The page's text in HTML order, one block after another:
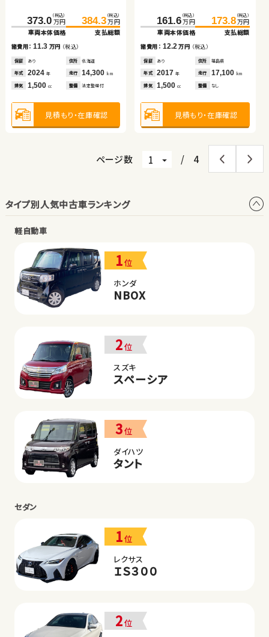
373.0 （税込）
万円
車両本体価格
384.3 （税込）
万円
支払総額
諸費用：11.3 万円 （税込）
保証 あり 住所 北海道
年式 2024 年 走行 14,300 km
排気 1,500 cc 整備 法定整備付
見積もり・在庫確認
161.6 （税込）
万円
車両本体価格
173.8 （税込）
万円
支払総額
諸費用： 12.2 万円 （税込）
保証 あり 住所 福島県
年式 2017年 走行 17,100 km
排気 1,500cc 整備 なし
見積もり・在庫確認
230.8 （税込）
万円
車両本体価格
242.8 （税込）
万円
支払総額
諸費用：12.0 万円 （税込）
保証 なし 住所 千葉県
年式 2023 年 走行 19,600 km
排気 1,500 cc 整備 法定整備付
見積もり・在庫確認
諸費用：11.7万円（税込）
あり
年式 2019年 走行
排気 1,000 整備 法定整備付
見積もり・在庫確認
27.5 （税込）
万円
車両本体価格
32.8 （税込）
万円
支払総額
諸費用：5.3万円（税込）
保証 あり 住所 青森県
年式 2005 年 走行 47,100 km
排気 660cc 整備 法定整備付
見積もり・在庫確認
117.6 （税込）
万円
車両本体価格
129.9 （税込）
万円
支払総額
諸費用： 12.3 万円 （税込）
保証 あり 住所 福島県
年式 2017年 走行 8,100km
排気 1,300cc 整備 なし
見積もり・在庫確認
ページ数 / 4
タイプ別人気中古車ランキング
軽自動車
1位
ホンダ
NBOX
2位
スズキ
スペーシア
3位
ダイハツ
タント
セダン
1位
レクサス
ＩＳ３００
2位